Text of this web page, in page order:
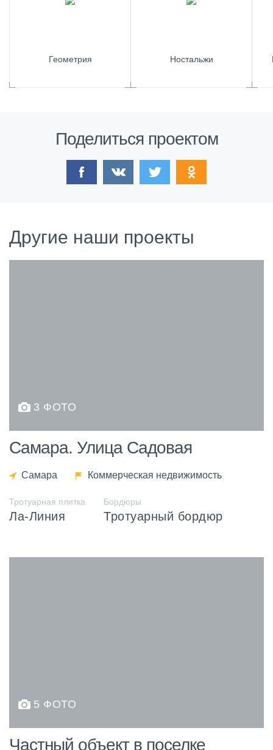
Геометрия Ностальжи
Поделиться проектом
Другие наши проекты
3 ФОТО
Самара. Улица Садовая
Самара Коммерческая недвижимость
Тротуарная плитка
Ла-Линия
Бордюры
Тротуарный бордюр
5 ФОТО
Частный объект в поселке